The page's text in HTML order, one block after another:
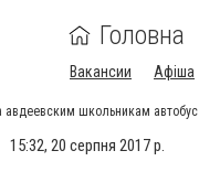
Головна
Вакансии Афіша
школьникам автобус
15:32, 20 серпня 2017 р.